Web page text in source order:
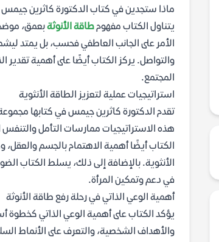
ماذا ستجدين في كتاب الدكتورة كاثرين جيمس
يتناول الكتاب مفهومطاقة الأنوثةبعمق،
الأمر على الجانب العاطفي فحسب، بل يمتد
والتواصل. يركز الكتاب أيضًا على أهمية تقدير
المجتمع.
استراتيجيات عملية لتعزيز الطاقة الأنثوية
تقدم الدكتورة كاثرين جيمس في كتابها مجموعة
هذه الاستراتيجيات ممارسات التأمل
الكتاب أيضًا أهمية الاهتمام بالجسم والعقل،
الأنثوية. بالإضافة إلى ذلك، يسلط الكتاب
في دعم وتمكين المرأة.
أهمية الوعي الذاتي في رحلة رفع طاقة الأنوثة
يؤكد الكتاب على أهمية الوعي الذاتي كخطوة
والأهداف الشخصية، والتعرف على الأنماط